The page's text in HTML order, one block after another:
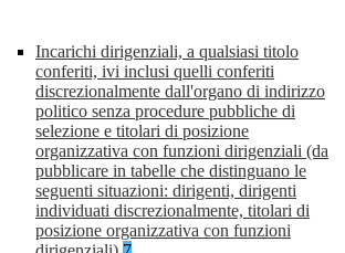
Incarichi dirigenziali, a qualsiasi titolo
conferiti, ivi inclusi quelli conferiti
discrezionalmente dall'organo di indirizzo
politico senza procedure pubbliche di
selezione e titolari di posizione
organizzativa con funzioni dirigenziali (da
pubblicare in tabelle che distinguano le
seguenti situazioni: dirigenti, dirigenti
individuati discrezionalmente, titolari di
posizione organizzativa con funzioni